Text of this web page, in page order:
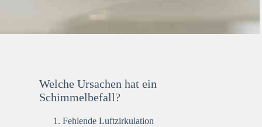
Welche Ursachen hat ein
Schimmelbefall?
Fehlende Luftzirkulation